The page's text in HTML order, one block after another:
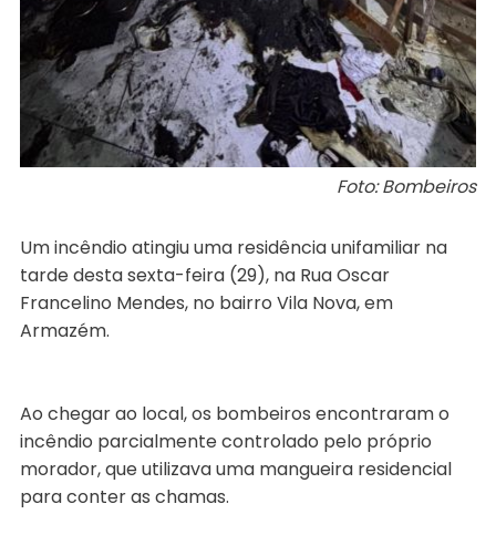
Foto: Bombeiros
Um incêndio atingiu uma residência unifamiliar na
tarde desta sexta-feira (29), na Rua Oscar
Francelino Mendes, no bairro Vila Nova, em
Armazém.
Ao chegar ao local, os bombeiros encontraram o
incêndio parcialmente controlado pelo próprio
morador, que utilizava uma mangueira residencial
para conter as chamas.